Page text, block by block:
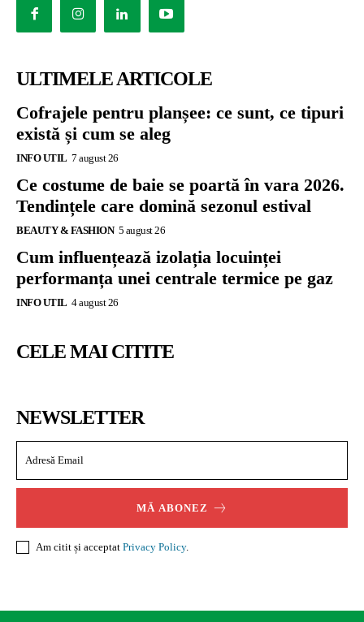
ULTIMELE ARTICOLE
Cofrajele pentru planșee: ce sunt, ce tipuri
există și cum se aleg
INFO UTIL 7 august 26
Ce costume de baie se poartă în vara 2026.
Tendințele care domină sezonul estival
BEAUTY & FASHION 5 august 26
Cum influențează izolația locuinței
performanța unei centrale termice pe gaz
INFO UTIL 4 august 26
CELE MAI CITITE
NEWSLETTER
MĂ ABONEZ
Am citit și acceptat Privacy Policy.